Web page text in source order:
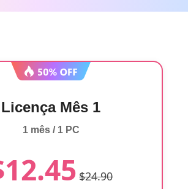
Licença Mês 1
1 mês / 1 PC
$24.90